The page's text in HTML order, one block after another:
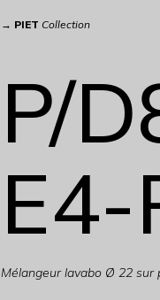
→ PIET Collection
P/
E4-
Mélangeur lavabo Ø 22 sur